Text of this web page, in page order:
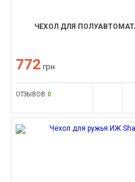
ЧЕХОЛ ДЛЯ
772 грн
ОТЗЫВОВ:0